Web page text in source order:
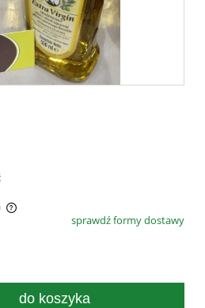
kosztów płatności
sprawdź formy dostawy
do koszyka